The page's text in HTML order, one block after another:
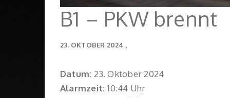
B1 – PKW brennt
23. OKTOBER 2024
Datum: 23. Oktober 2024
Alarmzeit:10:44 Uhr